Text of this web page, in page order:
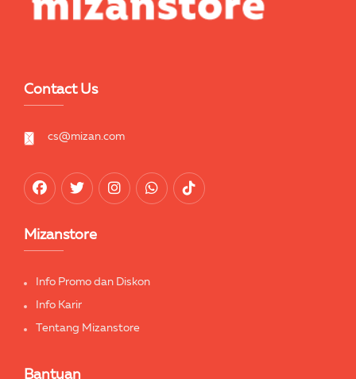
Contact Us
cs@mizan.com
Mizanstore
Info Promo dan Diskon
Info Karir
Tentang Mizanstore
Bantuan